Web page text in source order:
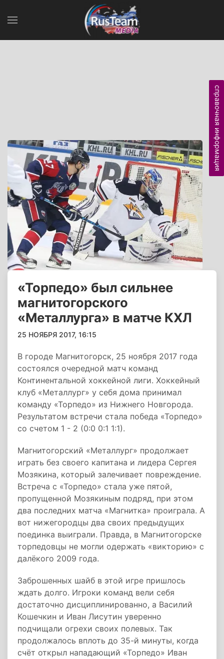
«Торпедо» был сильнее
магнитогорского
«Металлурга» в матче КХЛ
25 НОЯБРЯ 2017, 16:15
В городе Магнитогорск, 25 ноября 2017 года
состоялся очередной матч команд
Континентальной хоккейной лиги. Хоккейный
клуб «Металлург» у себя дома принимал
команду «Торпедо» из Нижнего Новгорода.
Результатом встречи стала победа «Торпедо»
со счетом 1 - 2 (0:0 0:1 1:1).
Магнитогорский «Металлург» продолжает
играть без своего капитана и лидера Сергея
Мозякина, который залечивает повреждение.
Встреча с «Торпедо» стала уже пятой,
пропущенной Мозякиным подряд, при этом
два последних матча «Магнитка» проиграла. А
вот нижегородцы два своих предыдущих
поединка выиграли. Правда, в Магнитогорске
торпедовцы не могли одержать «викторию» с
далёкого 2009 года.
Заброшенных шайб в этой игре пришлось
ждать долго. Игроки команд вели себя
достаточно дисциплинированно, а Василий
Кошечкин и Иван Лисутин уверенно
подчищали огрехи своих полевых. Так
продолжалось вплоть до 35-й минуты, когда
счёт открыл нападающий «Торпедо» Иван
справочная информация